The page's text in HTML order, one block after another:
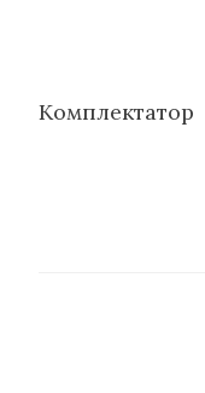
Комплектатор